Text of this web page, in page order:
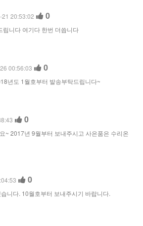
20:53:02 0
니다 여기다 한번 더씁니다
00:56:03 0
년도 1월호부터 발송부탁드립니다~
0
~ 2017년 9월부터 보내주시고 사은품은 수리온
0
니다. 10월호부터 보내주시기 바랍니다.